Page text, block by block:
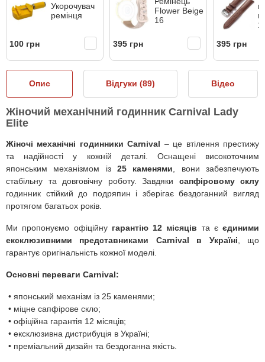
Укорочувач
ремінця
100 грн
Flower Beige
16
395 грн 395 грн
Опис Відгуки (89) Відео
Жіночий механічний годинник Carnival Lady
Elite
Жіночі механічні годинники Carnival – це втілення престижу
та надійності у кожній деталі. Оснащені високоточним
японським механізмом із 25 каменями , вони забезпечують
стабільну та довговічну роботу. Завдяки сапфіровому склу
годинник стійкий до подряпин і зберігає бездоганний вигляд
протягом багатьох років.
Ми пропонуємо офіційну гарантію 12 місяців та єєдиними
ексклюзивними представниками Carnival в Україні , що
гарантує оригінальність кожної моделі.
Основні переваги Carnival:
• японський механізм із 25 каменями;
• міцне сапфірове скло;
• офіційна гарантія 12 місяців;
• ексклюзивна дистрибуція в Україні;
• преміальний дизайн та бездоганна якість.